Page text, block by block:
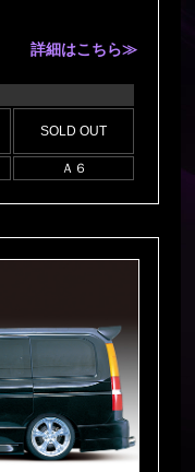
詳細はこちら≫
SOLD OUT
Ａ６